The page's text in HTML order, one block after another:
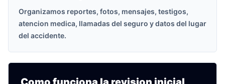
Organizamos reportes, fotos, mensajes, testigos,
atencion medica, llamadas del seguro y datos del lugar
del accidente.